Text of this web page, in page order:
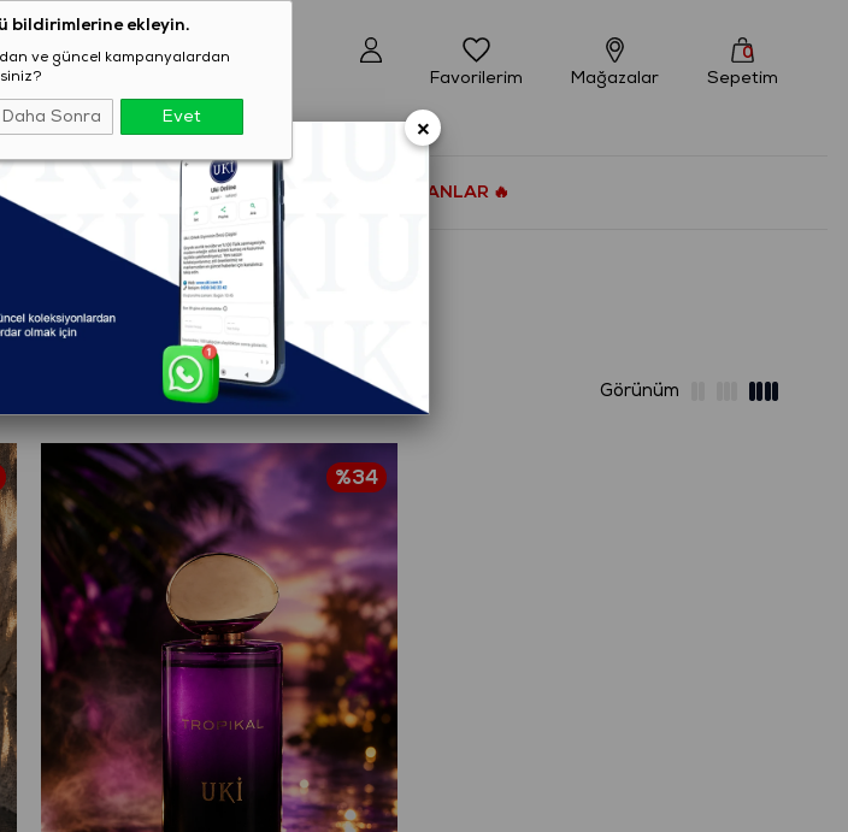
bildirimlerine ekleyin.
ve güncel kampanyalardan
Daha Sonra Evet
Sepetim
0
Mağazalar
Favorilerim
T-SHIRT ÇOK SATANLAR 🔥
%34
×